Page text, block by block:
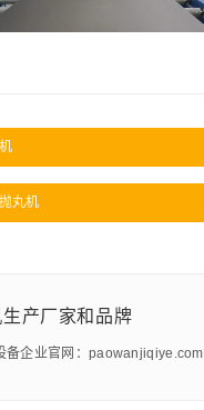
丸机
生产厂家和品牌
备企业官网：paowanjiqiye.com